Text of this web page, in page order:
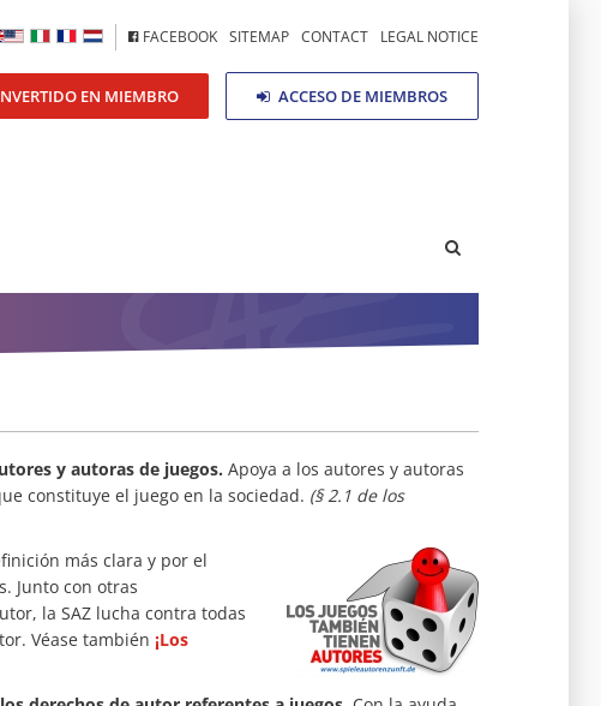
EN MIEMBRO ACCESO DE MIEMBROS
FACEBOOK SITEMAP CONTACT LEGAL NOTICE
y autoras de juegos. Apoya a los autores y autoras
constituye el juego en la sociedad. (§ 2.1 de los
más clara y por el
Junto con otras
la SAZ lucha contra todas
Véase también ¡Los